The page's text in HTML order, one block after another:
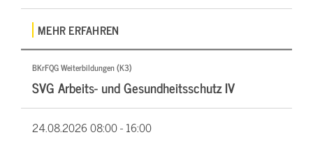
MEHR ERFAHREN
BKrFQG Weiterbildungen (K3)
SVG Arbeits- und Gesundheitsschutz IV
24.08.202608:00 - 16:00